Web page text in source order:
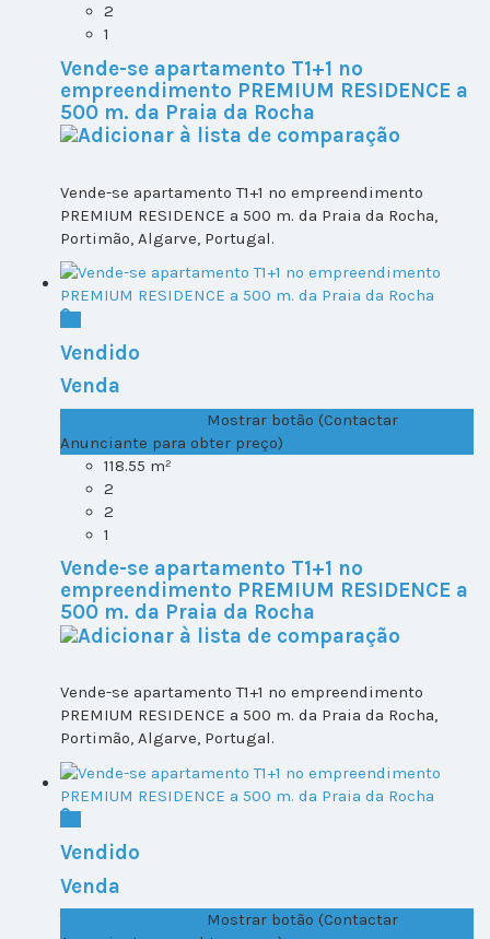
2
1
Vende-se apartamento T1+1 no
empreendimento PREMIUM RESIDENCE a
500 m. da Praia da Rocha
Vende-se apartamento T1+1 no empreendimento
PREMIUM RESIDENCE a 500 m. da Praia da Rocha,
Portimão, Algarve, Portugal.
Vendido
Venda
Mostrar botão (Contactar
Anunciante para obter preço)
118.55 m²
2
2
1
Vende-se apartamento T1+1 no
empreendimento PREMIUM RESIDENCE a
500 m. da Praia da Rocha
Vende-se apartamento T1+1 no empreendimento
PREMIUM RESIDENCE a 500 m. da Praia da Rocha,
Portimão, Algarve, Portugal.
Vendido
Venda
Mostrar botão (Contactar